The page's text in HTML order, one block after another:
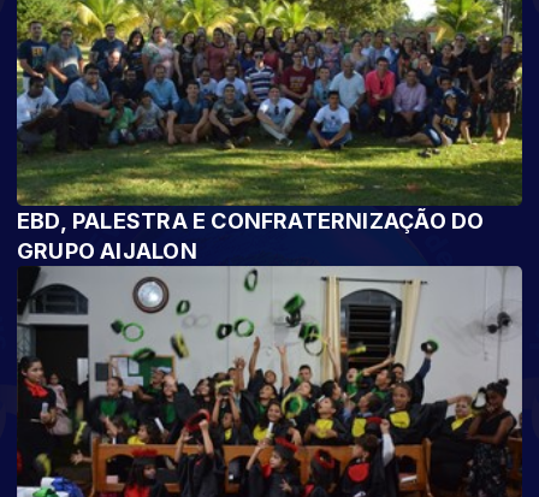
EBD, PALESTRA E CONFRATERNIZAÇÃO DO
GRUPO AIJALON